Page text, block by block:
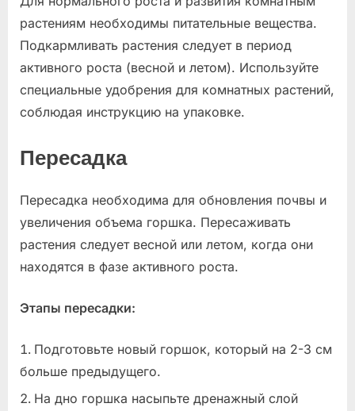
растениям необходимы питательные вещества.
Подкармливать растения следует в период
активного роста (весной и летом). Используйте
специальные удобрения для комнатных растений,
соблюдая инструкцию на упаковке.
Пересадка
Пересадка необходима для обновления почвы и
увеличения объема горшка. Пересаживать
растения следует весной или летом, когда они
находятся в фазе активного роста.
Этапы пересадки:
Подготовьте новый горшок, который на 2-3 см
больше предыдущего.
На дно горшка насыпьте дренажный слой